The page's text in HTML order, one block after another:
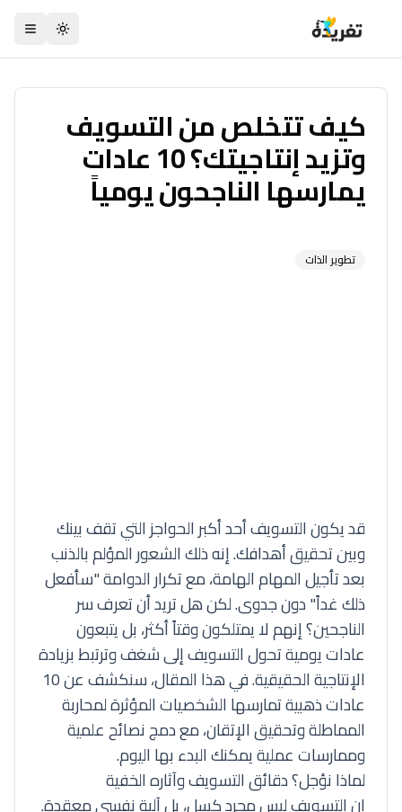
تبديل
كيف تتخلص من التسويف
وتزيد إنتاجيتك؟ 10 عادات
يمارسها الناجحون يومياً
تطوير الذات
قد يكون التسويف أحد أكبر الحواجز التي تقف بينك
وبين تحقيق أهدافك. إنه ذلك الشعور المؤلم بالذنب
بعد تأجيل المهام الهامة، مع تكرار الدوامة "سأفعل
ذلك غداً" دون جدوى. لكن هل تريد أن تعرف سر
الناجحين؟ إنهم لا يمتلكون وقتاً أكثر، بل يتبعون
عادات يومية تحول التسويف إلى شغف وترتبط بزيادة
الإنتاجية الحقيقية. في هذا المقال، سنكشف عن 10
عادات ذهبية تمارسها الشخصيات المؤثرة لمحاربة
المماطلة وتحقيق الإتقان، مع دمج نصائح علمية
وممارسات عملية يمكنك البدء بها اليوم.
لماذا نؤجل؟ دقائق التسويف وآثاره الخفية
إن التسويف ليس مجرد كسل، بل آلية نفسي معقدة.